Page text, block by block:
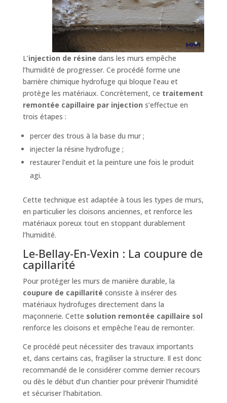
L’injection de résine dans les murs empêche
l’humidité de progresser. Ce procédé forme une
barrière chimique hydrofuge qui bloque l’eau et
protège les matériaux. Concrètement, ce traitement
remontée capillaire par injection s’effectue en
trois étapes :
percer des trous à la base du mur ;
injecter la résine hydrofuge ;
restaurer l’enduit et la peinture une fois le produit
agi.
Cette technique est adaptée à tous les types de murs,
en particulier les cloisons anciennes, et renforce les
matériaux poreux tout en stoppant durablement
l’humidité.
Le-Bellay-En-Vexin : La coupure de
capillarité
Pour protéger les murs de manière durable, la
coupure de capillarité consiste à insérer des
matériaux hydrofuges directement dans la
maçonnerie. Cette solution remontée capillaire sol
renforce les cloisons et empêche l’eau de remonter.
Ce procédé peut nécessiter des travaux importants
et, dans certains cas, fragiliser la structure. Il est donc
recommandé de le considérer comme dernier recours
ou dès le début d’un chantier pour prévenir l’humidité
et sécuriser l’habitation.